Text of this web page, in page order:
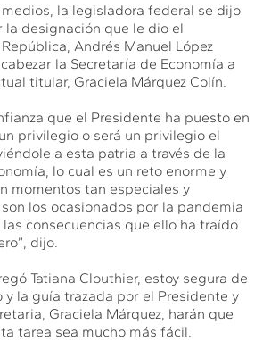
medios, la legisladora federal se dijo
la designación que le dio el
Andrés Manuel López
la Secretaría de Economía a
titular, Graciela Márquez Colín.
que el Presidente ha puesto en
privilegio o será un privilegio el
a esta patria a través de la
lo cual es un reto enorme y
momentos tan especiales y
los ocasionados por la pandemia
consecuencias que ello ha traído
dijo.
Tatiana Clouthier, estoy segura de
y la guía trazada por el Presidente y
Graciela Márquez, harán que
tarea sea mucho más fácil.